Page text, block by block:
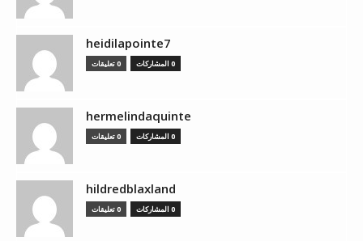
heidilapointe7
0 المشاركات 0 تعليقات
hermelindaquinte
0 المشاركات 0 تعليقات
hildredblaxland
0 المشاركات 0 تعليقات